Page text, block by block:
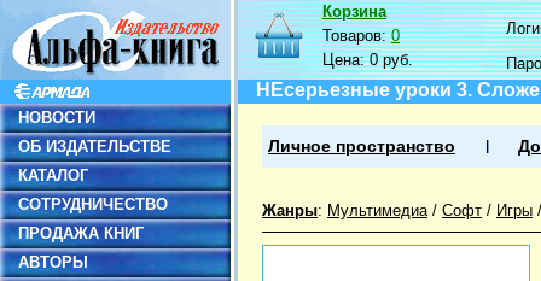
НОВОСТИ
ОБ ИЗДАТЕЛЬСТВЕ
КАТАЛОГ
СОТРУДНИЧЕСТВО
ПРОДАЖА КНИГ
АВТОРЫ
Корзина
Товаров:0
Цена:0 руб.
НЕсерьезные уроки 3.
Личное пространство
Жанры: Мультимедиа/ Софт / Игры